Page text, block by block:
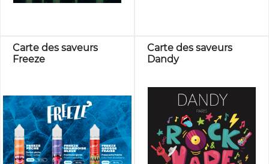
Carte des saveurs
Freeze
Carte des saveurs
Dandy